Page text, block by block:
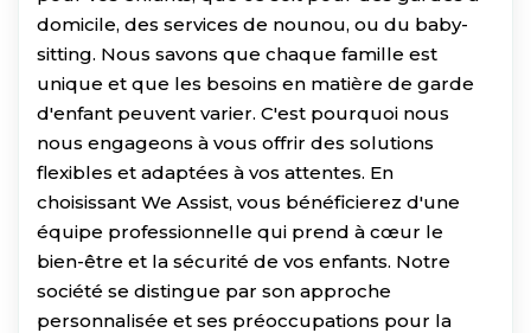
domicile, des services de nounou, ou du baby-
sitting. Nous savons que chaque famille est
unique et que les besoins en matière de garde
d'enfant peuvent varier. C'est pourquoi nous
nous engageons à vous offrir des solutions
flexibles et adaptées à vos attentes. En
choisissant We Assist, vous bénéficierez d'une
équipe professionnelle qui prend à cœur le
bien-être et la sécurité de vos enfants. Notre
société se distingue par son approche
personnalisée et ses préoccupations pour la